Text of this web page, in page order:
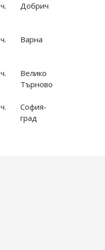
ч. Добрич
ч. Варна
ч.
Велико
Търново
ч.
София-
град